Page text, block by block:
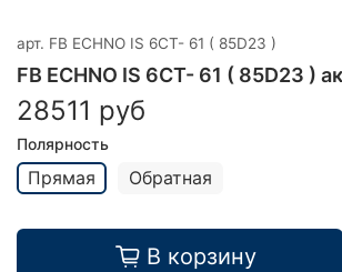
арт. FB ECHNO IS 6CT- 61 ( 85D23 )
FB ECHNO IS 6CT- 61 ( 85D23 )
28511 руб
Полярность
Прямая Обратная
В корзину